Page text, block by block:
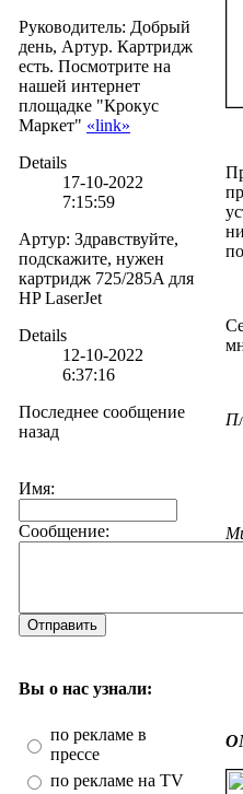
Руководитель: Добрый
день, Артур. Картридж
есть. Посмотрите на
нашей интернет
площадке "Крокус
Маркет" «link»
Details
17-10-2022
7:15:59
Артур: Здравствуйте,
подскажите, нужен
картридж 725/285A для
HP LaserJet
Details
12-10-2022
6:37:16
Последнее сообщение
назад
Имя:
Сообщение:
Отправить
Вы о нас узнали:
по рекламе в
прессе
по рекламе на TV